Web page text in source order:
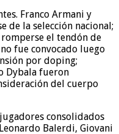
Franco Armani y
de la selección nacional;
romperse el tendón de
fue convocado luego
por doping;
Dybala fueron
del cuerpo
consolidados
Balerdi, Giovani